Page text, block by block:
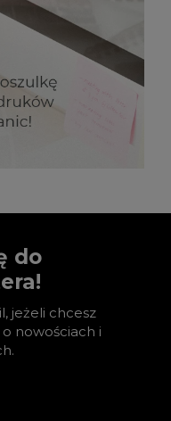
do
jeżeli chcesz
nowościach i